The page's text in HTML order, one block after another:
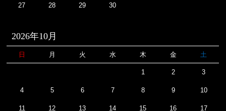
27 28 29 30
2026年10月
日 月 火 水 木 金 土
1 2 3
4 5 6 7 8 9 10
11 12 13 14 15 16 17